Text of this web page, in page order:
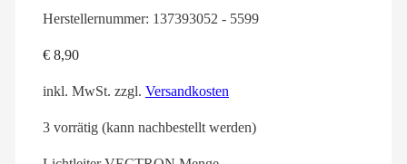
Herstellernummer: 137393052 - 5599
€ 8,90
inkl. MwSt. zzgl. Versandkosten
3 vorrätig (kann nachbestellt werden)